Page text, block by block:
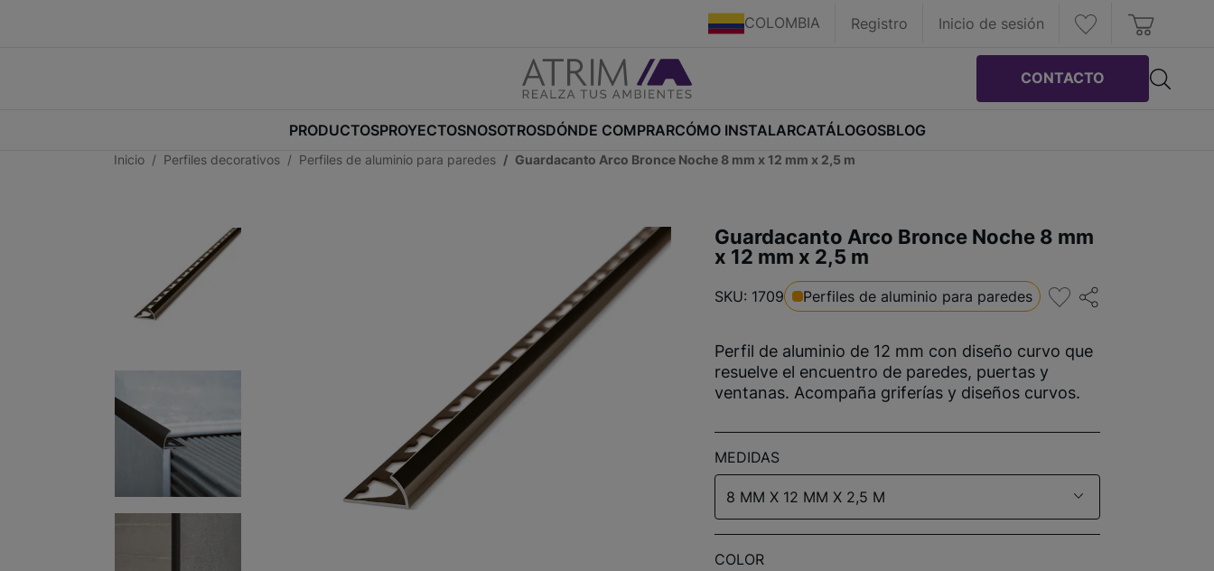
COLOMBIA Registro Inicio de sesión
CONTACTO
PRODUCTOSPROYECTOSNOSOTROSDÓNDE COMPRARCÓMO INSTALARCATÁLOGOSBLOG
Inicio Perfiles decorativos Perfiles de aluminio para paredes Guardacanto Arco Bronce Noche 8 mm x 12 mm x 2,5 m
Guardacanto Arco Bronce Noche 8 mm
x 12 mm x 2,5 m
SKU: 1709 Perfiles de aluminio para paredes
Perfil de aluminio de 12 mm con diseño curvo que
resuelve el encuentro de paredes, puertas y
ventanas. Acompaña griferías y diseños curvos.
MEDIDAS
8 MM X 12 MM X 2,5 M
COLOR